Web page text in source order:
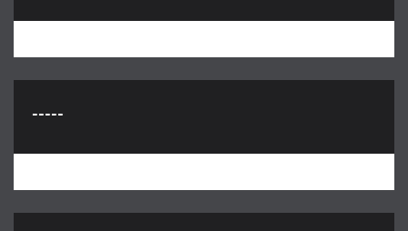
-----